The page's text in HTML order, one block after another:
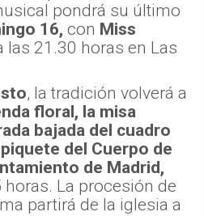
pondrá su último
16, con Miss
las 21.30 horas en Las
, la tradición volverá a
floral, la misa
bajada del cuadro
del Cuerpo de
de Madrid,
La procesión de
partirá de la iglesia a